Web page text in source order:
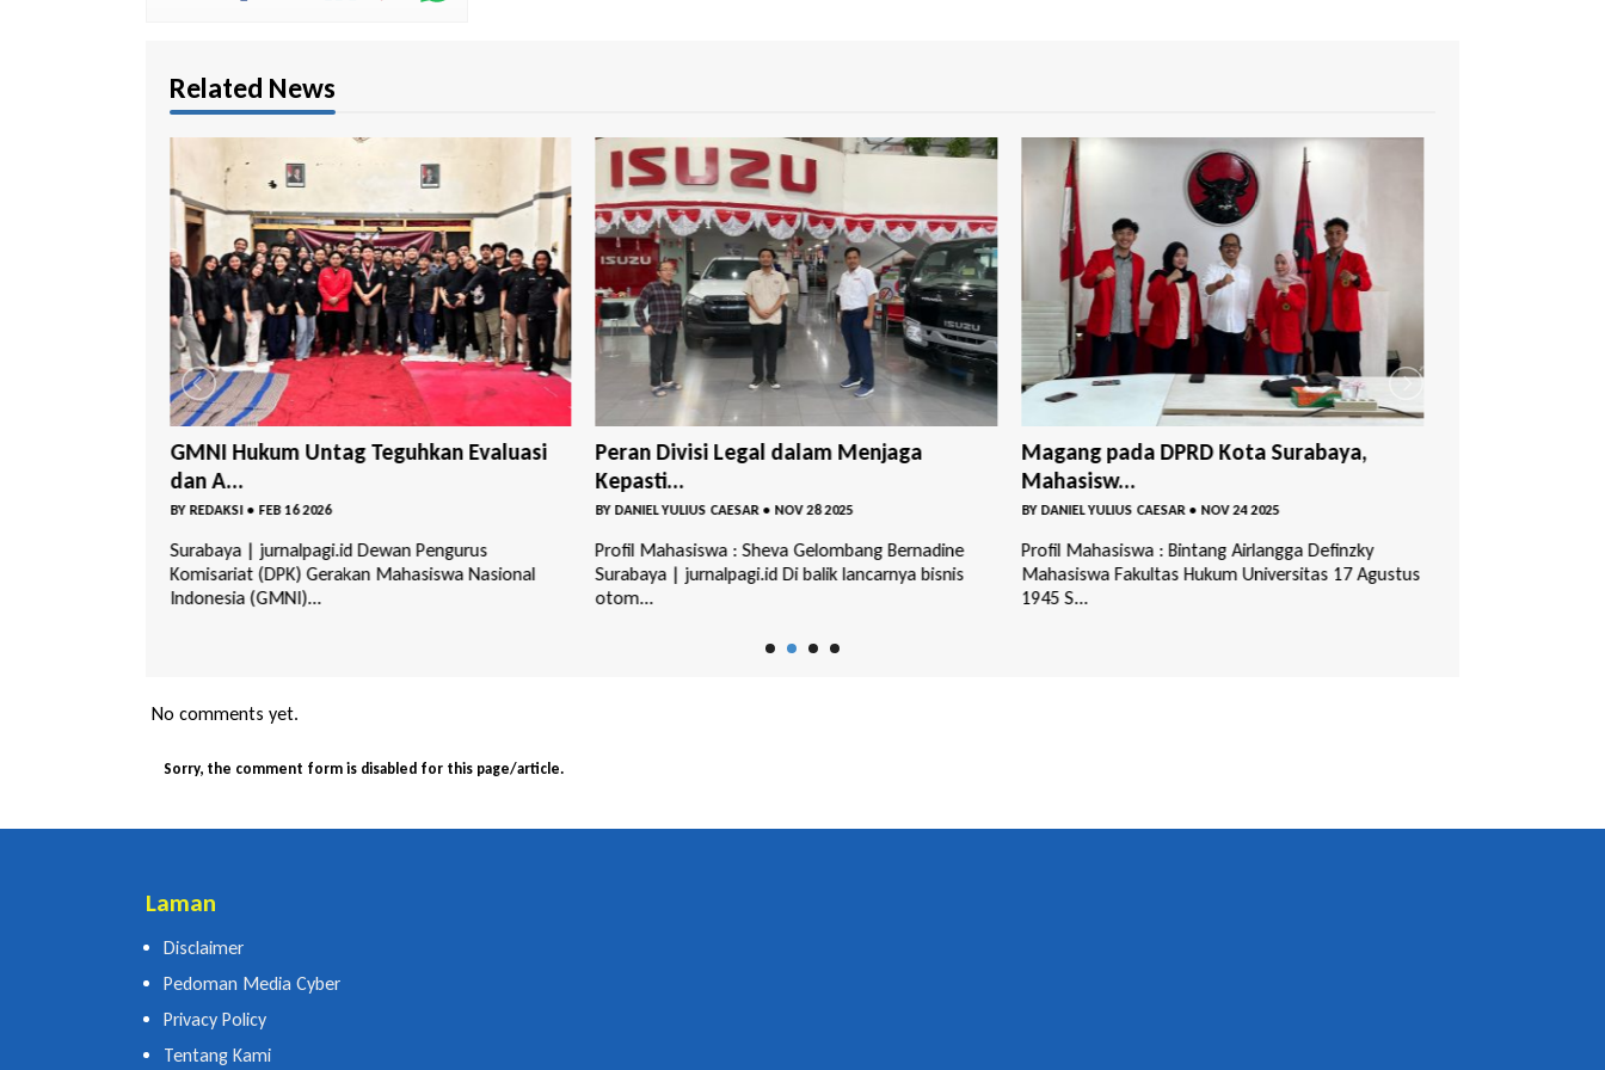
Related News
GMNI Hukum Untag Teguhkan Evaluasi
dan A...
BY REDAKSI • FEB 16 2026
Surabaya | jurnalpagi.id Dewan Pengurus
Komisariat (DPK) Gerakan Mahasiswa Nasional
Indonesia (GMNI)...
Peran Divisi Legal dalam Menjaga
Kepasti...
BY DANIEL YULIUS CAESAR • NOV 28 2025
Profil Mahasiswa : Sheva Gelombang Bernadine
Surabaya | jurnalpagi.id Di balik lancarnya bisnis
otom...
Magang pada DPRD Kota Surabaya,
Mahasisw...
BY DANIEL YULIUS CAESAR • NOV 24 2025
Profil Mahasiswa : Bintang Airlangga Definzky
Mahasiswa Fakultas Hukum Universitas 17 Agustus
1945 S...
No comments yet.
Sorry, the comment form is disabled for this page/article.
Laman
Disclaimer
Pedoman Media Cyber
Privacy Policy
Tentang Kami